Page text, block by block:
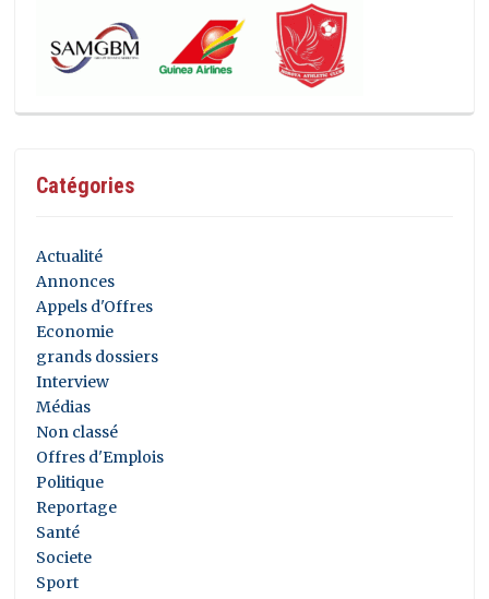
Catégories
Actualité
Annonces
Appels d'Offres
Economie
grands dossiers
Interview
Médias
Non classé
Offres d'Emplois
Politique
Reportage
Santé
Societe
Sport